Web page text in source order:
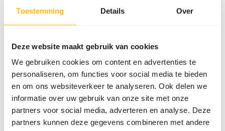
Toestemming Details Over
Deze website maakt gebruik van cookies
We gebruiken cookies om content en advertenties te
personaliseren, om functies voor social media te bieden
en om ons websiteverkeer te analyseren. Ook delen we
informatie over uw gebruik van onze site met onze
partners voor social media, adverteren en analyse. Deze
partners kunnen deze gegevens combineren met andere
Verkoopeenheid
per stuk
5 werkdagen
Details
Merk Kiezebrink